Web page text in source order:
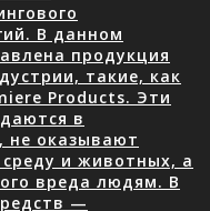
В данном
продукция
такие, как
Products. Эти
в
не оказывают
и животных, а
вреда людям. В
—